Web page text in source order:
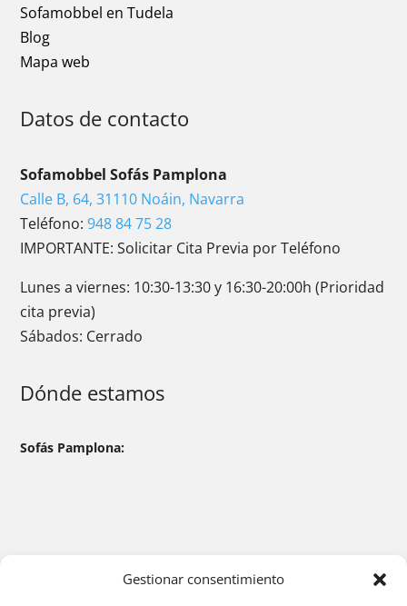
Gestionar consentimiento
Sofamobbel en Tudela
Blog
Mapa web
Datos de contacto
Sofamobbel Sofás Pamplona
Calle B, 64, 31110 Noáin, Navarra
Teléfono:948 84 75 28
IMPORTANTE: Solicitar Cita Previa por Teléfono
Lunes a viernes: 10:30-13:30 y 16:30-20:00h (Prioridad
cita previa)
Sábados: Cerrado
Dónde estamos
Sofás Pamplona: